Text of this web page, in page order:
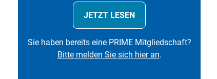
JETZT LESEN
Sie haben bereits eine PRIME Mitgliedschaft?
Bitte melden Sie sich hier an.